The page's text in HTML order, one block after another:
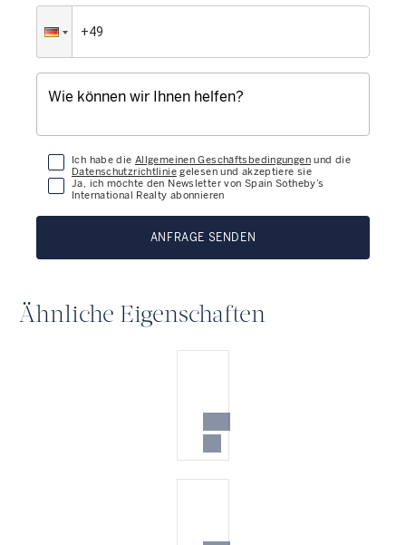
Ich habe die Allgemeinen Geschäftsbedingungenund die
Datenschutzrichtliniegelesen und akzeptiere sie
Ja, ich möchte den Newsletter von Spain Sotheby’s
International Realty abonnieren
ANFRAGE SENDEN
Ähnliche Eigenschaften